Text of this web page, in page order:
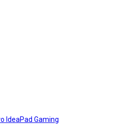
IdeaPad Gaming